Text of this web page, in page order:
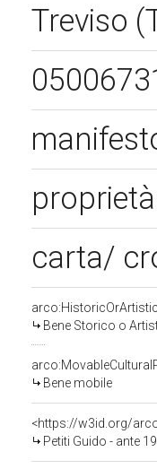
Treviso
carta/
Bene Storico o
Bene mobile
<https://w3id.org/
Petiti Guido - ante